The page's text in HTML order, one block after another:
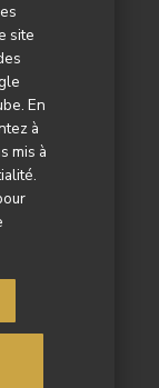
site
En
à
mis à